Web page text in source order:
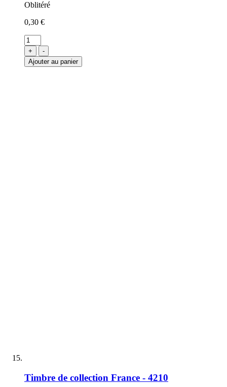
Oblitéré
0,30 €
+
-
Ajouter au panier
Timbre de collection France - 4210